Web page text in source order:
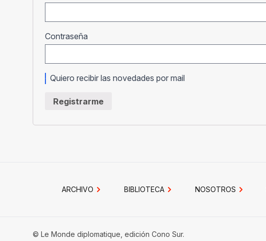
Contraseña
Quiero recibir las novedades por mail
Registrarme
ARCHIVO BIBLIOTECA NOSOTROS
© Le Monde diplomatique, edición Cono Sur.